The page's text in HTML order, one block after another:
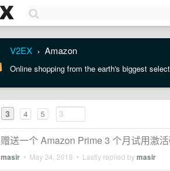
V2EX › Amazon
Online shopping from the earth's biggest
3 4 5
赠送一个 Amazon Prime 3 个月试用激
masir • May 24, 2018 • Lastly replied bymasir